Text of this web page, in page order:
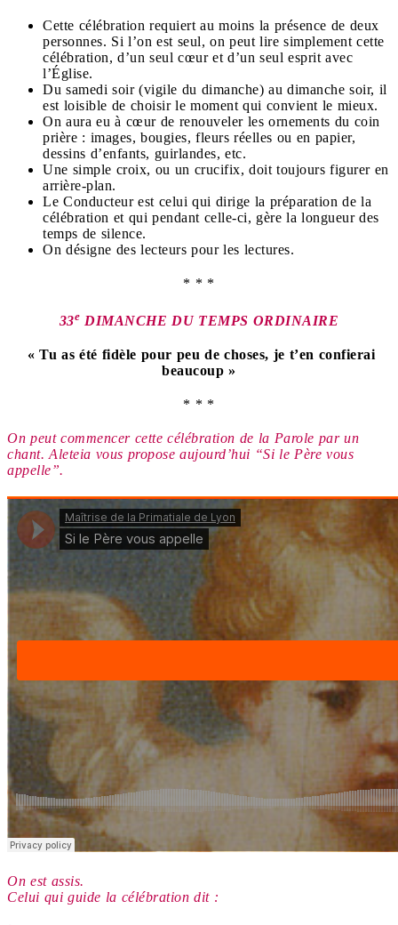
Cette célébration requiert au moins la présence de deux
personnes. Si l’on est seul, on peut lire simplement cette
célébration, d’un seul cœur et d’un seul esprit avec
l’Église.
Du samedi soir (vigile du dimanche) au dimanche soir, il
est loisible de choisir le moment qui convient le mieux.
On aura eu à cœur de renouveler les ornements du coin
prière : images, bougies, fleurs réelles ou en papier,
dessins d’enfants, guirlandes, etc.
Une simple croix, ou un crucifix, doit toujours figurer en
arrière-plan.
Le Conducteur est celui qui dirige la préparation de la
célébration et qui pendant celle-ci, gère la longueur des
temps de silence.
On désigne des lecteurs pour les lectures.
* * *
33e DIMANCHE DU TEMPS ORDINAIRE
« Tu as été fidèle pour peu de choses, je t’en confierai
beaucoup »
* * *
On peut commencer cette célébration de la Parole par un
chant. Aleteia vous propose aujourd’hui “Si le Père vous
appelle”.
On est assis.
Celui qui guide la célébration dit :